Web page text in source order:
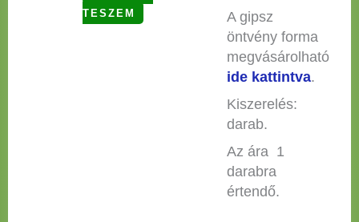
TESZEM
A gipsz
öntvény forma
megvásárolható
ide kattintva.
Kiszerelés:
darab.
Az ára 1
darabra
értendő.